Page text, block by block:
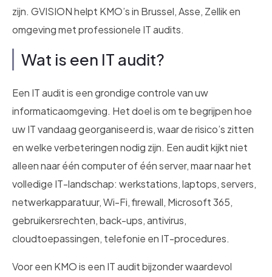
zijn. GVISION helpt KMO’s in Brussel, Asse, Zellik en
omgeving met professionele IT audits.
Wat is een IT audit?
Een IT audit is een grondige controle van uw
informaticaomgeving. Het doel is om te begrijpen hoe
uw IT vandaag georganiseerd is, waar de risico’s zitten
en welke verbeteringen nodig zijn. Een audit kijkt niet
alleen naar één computer of één server, maar naar het
volledige IT-landschap: werkstations, laptops, servers,
netwerkapparatuur, Wi-Fi, firewall, Microsoft 365,
gebruikersrechten, back-ups, antivirus,
cloudtoepassingen, telefonie en IT-procedures.
Voor een KMO is een IT audit bijzonder waardevol